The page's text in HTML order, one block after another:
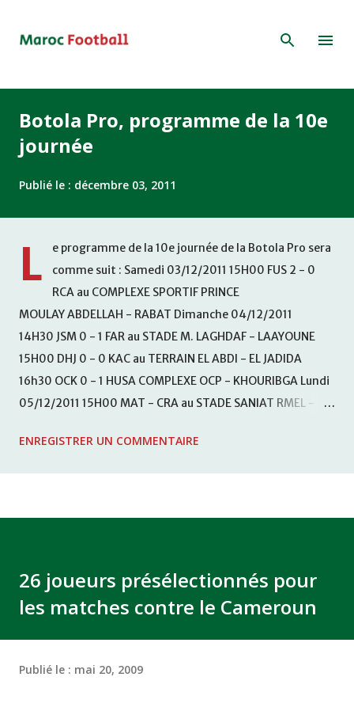
Botola Pro, programme de la 10e
journée
Publié le : décembre 03, 2011
L
e programme de la 10e journée de la Botola Pro sera
comme suit : Samedi 03/12/2011 15H00 FUS 2 - 0
RCA au COMPLEXE SPORTIF PRINCE
MOULAY ABDELLAH - RABAT Dimanche 04/12/2011
14H30 JSM 0 - 1 FAR au STADE M. LAGHDAF - LAAYOUNE
15H00 DHJ 0 - 0 KAC au TERRAIN EL ABDI - EL JADIDA
16h30 OCK 0 - 1 HUSA COMPLEXE OCP - KHOURIBGA Lundi
05/12/2011 15H00 MAT - CRA au STADE SANIAT RMEL -
KHEMISET Mardi 06/12/2011 15H00 WAF - OCS au
ENREGISTRER UN COMMENTAIRE
26 joueurs présélectionnés pour
les matches contre le Cameroun
Publié le : mai 20, 2009